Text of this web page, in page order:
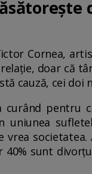
Cornea,
doar că
cauză, cei doi
curând pentru
vrea
sunt